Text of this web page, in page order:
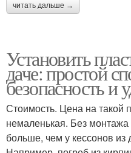
читать дальше →
Установить
даче: простой
безопасность и
Стоимость. Цена на такой
немаленькая. Без
больше, чем у кессонов из